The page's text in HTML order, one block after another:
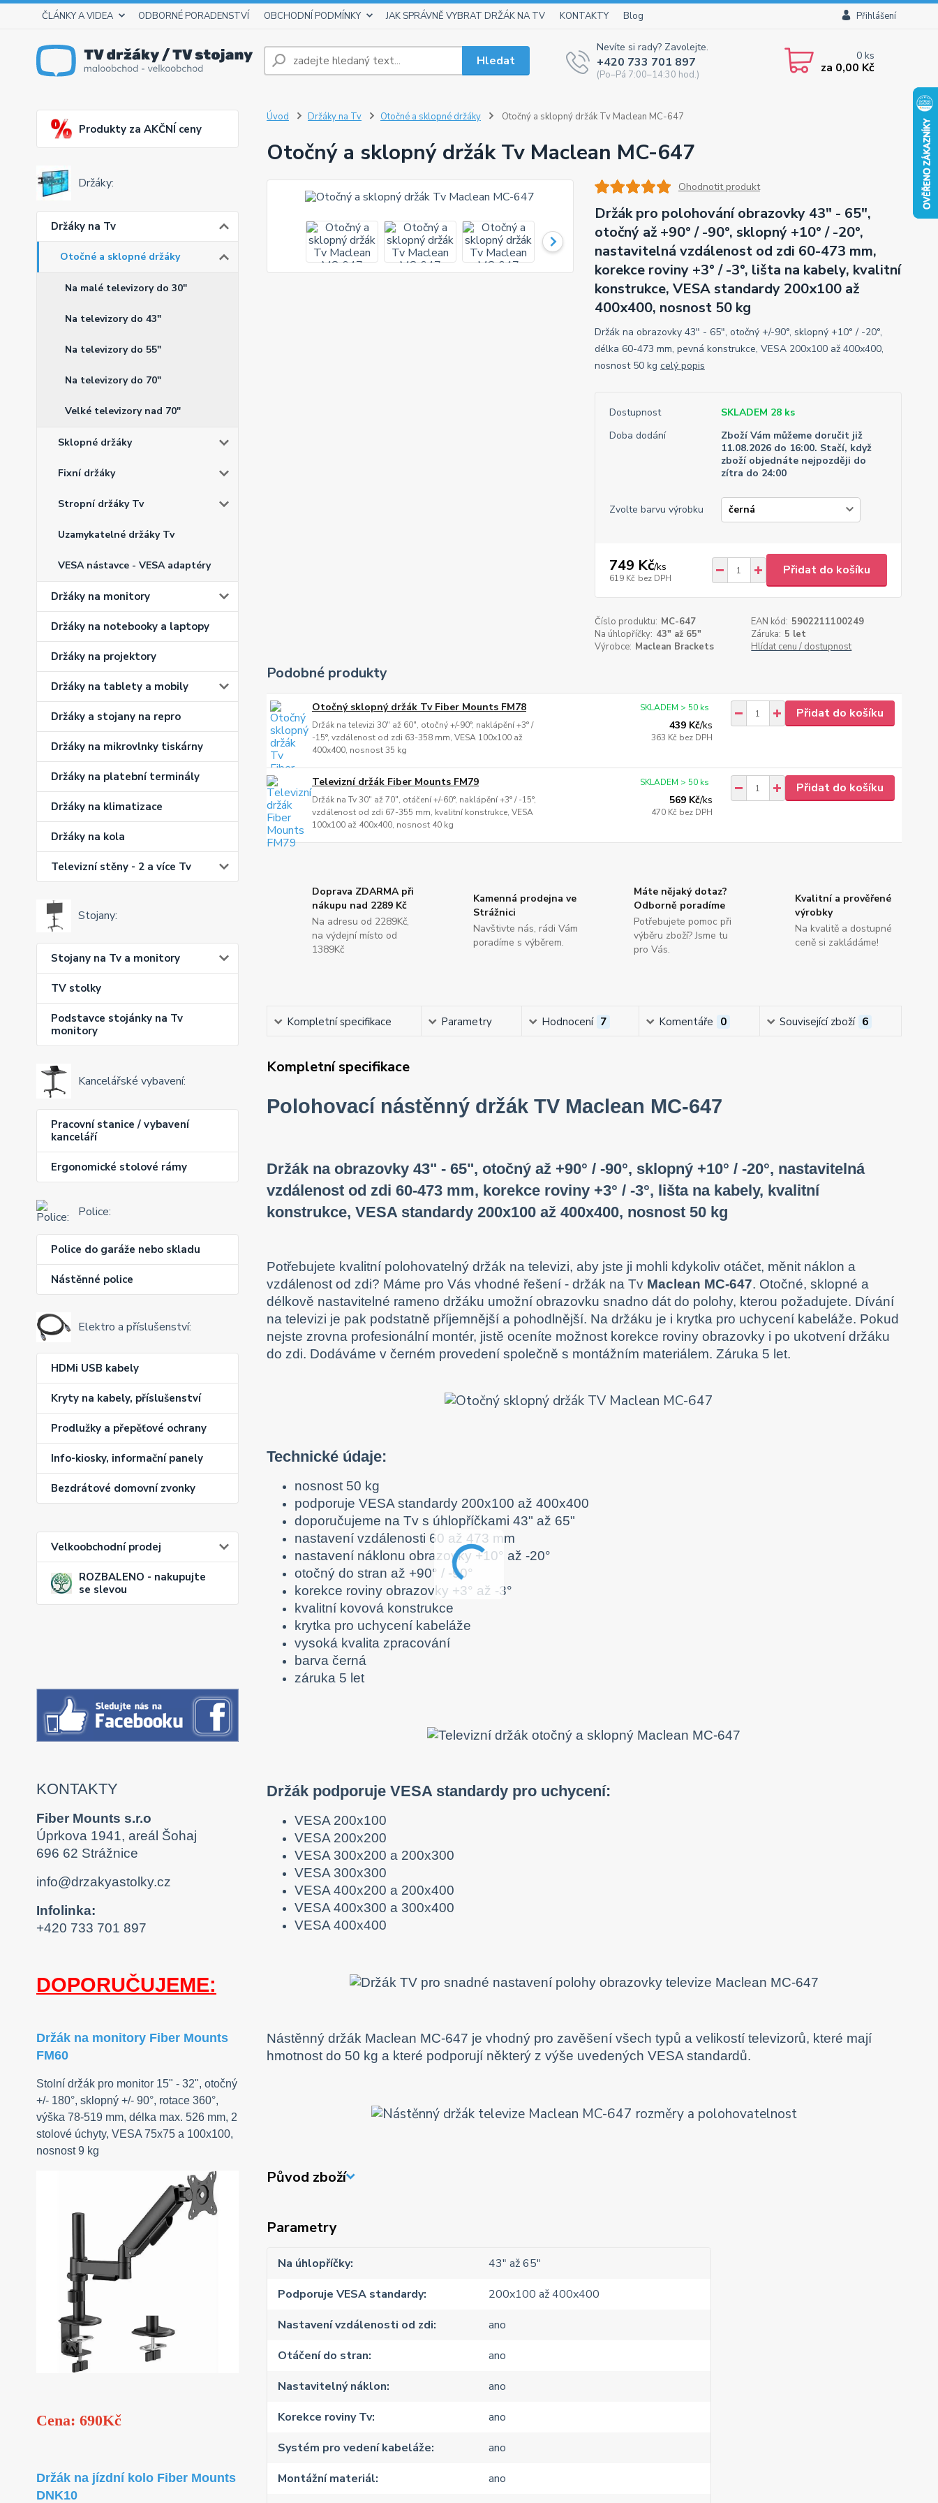
ČLÁNKY A VIDEA ODBORNÉ PORADENSTVÍ OBCHODNÍ PODMÍNKY JAK SPRÁVNĚ VYBRAT DRŽÁK NA TV KONTAKTY Blog Přihlášení
Hledat
Nevíte si rady? Zavolejte.
+420 733 701 897
(Po–Pá 7:00–14:30 hod.)
0ks
za 0,00 Kč
Produkty za AKČNÍ ceny
Držáky:
Držáky na Tv
Otočné a sklopné držáky
Na malé televizory do 30"
Na televizory do 43"
Na televizory do 55"
Na televizory do 70"
Velké televizory nad 70"
Sklopné držáky
Fixní držáky
Stropní držáky Tv
Uzamykatelné držáky Tv
VESA nástavce - VESA adaptéry
Držáky na monitory
Držáky na notebooky a laptopy
Držáky na projektory
Držáky na tablety a mobily
Držáky a stojany na repro
Držáky na mikrovlnky tiskárny
Držáky na platební terminály
Držáky na klimatizace
Držáky na kola
Televizní stěny - 2 a více Tv
Stojany:
Stojany na Tv a monitory
TV stolky
Podstavce stojánky na Tv
monitory
Kancelářské vybavení:
Pracovní stanice / vybavení
kanceláří
Ergonomické stolové rámy
Police:
Police do garáže nebo skladu
Nástěnné police
Elektro a příslušenství:
HDMi USB kabely
Kryty na kabely, příslušenství
Prodlužky a přepěťové ochrany
Info-kiosky, informační panely
Bezdrátové domovní zvonky
Velkoobchodní prodej
ROZBALENO - nakupujte
se slevou
KONTAKTY
Fiber Mounts s.r.o
Úprkova 1941, areál Šohaj
696 62 Strážnice
info@drzakyastolky.cz
Infolinka:
+420 733 701 897
DOPORUČUJEME:
Držák na monitory Fiber Mounts
FM60
Stolní držák pro monitor 15" - 32", otočný
+/- 180°, sklopný +/- 90°, rotace 360°,
výška 78-519 mm, délka max. 526 mm, 2
stolové úchyty, VESA 75x75 a 100x100,
nosnost 9 kg
Cena: 690Kč
Držák na jízdní kolo Fiber Mounts
DNK10
Úvod Držáky na Tv Otočné a sklopné držáky Otočný a sklopný držák Tv Maclean MC-647
Otočný a sklopný držák Tv Maclean MC-647
Ohodnotit produkt
Držák pro polohování obrazovky 43" - 65",
otočný až +90° / -90°, sklopný +10° / -20°,
nastavitelná vzdálenost od zdi 60-473 mm,
korekce roviny +3° / -3°, lišta na kabely, kvalitní
konstrukce, VESA standardy 200x100 až
400x400, nosnost 50 kg
Držák na obrazovky 43" - 65", otočný +/-90°, sklopný +10° / -20°,
délka 60-473 mm, pevná konstrukce, VESA 200x100 až 400x400,
nosnost 50 kg celý popis
Dostupnost
SKLADEM 28 ks
Doba dodání
Zboží Vám můžeme doručit již
11.08.2026 do 16:00. Stačí, když
zboží objednáte nejpozději do
zítra do 24:00
Zvolte barvu výrobku
749 Kč/ks
619 Kč bez DPH
Přidat do košíku
Číslo produktu: MC-647 EAN kód: 5902211100249
Na úhlopříčky: 43" až 65" Záruka: 5 let
Výrobce: Maclean Brackets Hlídat cenu / dostupnost
Podobné produkty
Otočný sklopný držák Tv Fiber Mounts FM78
Držák na televizi 30" až 60", otočný +/-90°, naklápění +3° /
-15°, vzdálenost od zdi 63-358 mm, VESA 100x100 až
400x400, nosnost 35 kg
439 Kč/ks
363 Kč bez DPH
SKLADEM > 50 ks Přidat do košíku
Televizní držák Fiber Mounts FM79
Držák na Tv 30" až 70", otáčení +/-60°, naklápění +3° / -15°,
vzdálenost od zdi 67-355 mm, kvalitní konstrukce, VESA
100x100 až 400x400, nosnost 40 kg
569 Kč/ks
470 Kč bez DPH
SKLADEM > 50 ks Přidat do košíku
Doprava ZDARMA při
nákupu nad 2289 Kč
Na adresu od 2289Kč,
na výdejní místo od
1389Kč
Kamenná prodejna ve
Strážnici
Navštivte nás, rádi Vám
poradíme s výběrem.
Máte nějaký dotaz?
Odborně poradíme
Potřebujete pomoc při
výběru zboží? Jsme tu
pro Vás.
Kvalitní a prověřené
výrobky
Na kvalitě a dostupné
ceně si zakládáme!
Kompletní specifikace Parametry Hodnocení 7 Komentáře 0 Související zboží 6
Kompletní specifikace
Polohovací nástěnný držák TV Maclean MC-647
Držák na obrazovky 43" - 65", otočný až +90° / -90°, sklopný +10° / -20°, nastavitelná
vzdálenost od zdi 60-473 mm, korekce roviny +3° / -3°, lišta na kabely, kvalitní
konstrukce, VESA standardy 200x100 až 400x400, nosnost 50 kg
Potřebujete kvalitní polohovatelný držák na televizi, aby jste ji mohli kdykoliv otáčet, měnit náklon a
vzdálenost od zdi? Máme pro Vás vhodné řešení - držák na Tv Maclean MC-647. Otočné, sklopné a
délkově nastavitelné rameno držáku umožní obrazovku snadno dát do polohy, kterou požadujete. Dívání
na televizi je pak podstatně příjemnější a pohodlnější. Na držáku je i krytka pro uchycení kabeláže. Pokud
nejste zrovna profesionální montér, jistě oceníte možnost korekce roviny obrazovky i po ukotvení držáku
do zdi. Dodáváme v černém provedení společně s montážním materiálem. Záruka 5 let.
Technické údaje:
nosnost 50 kg
podporuje VESA standardy 200x100 až 400x400
doporučujeme na Tv s úhlopříčkami 43" až 65"
nastavení vzdálenosti 60 až 473 mm
nastavení náklonu obrazovky +10° až -20°
otočný do stran až +90° / -90°
korekce roviny obrazovky +3° až -3°
kvalitní kovová konstrukce
krytka pro uchycení kabeláže
vysoká kvalita zpracování
barva černá
záruka 5 let
Držák podporuje VESA standardy pro uchycení:
VESA 200x100
VESA 200x200
VESA 300x200 a 200x300
VESA 300x300
VESA 400x200 a 200x400
VESA 400x300 a 300x400
VESA 400x400
Nástěnný držák Maclean MC-647 je vhodný pro zavěšení všech typů a velikostí televizorů, které mají
hmotnost do 50 kg a které podporují některý z výše uvedených VESA standardů.
Původ zboží
Parametry
Na úhlopříčky
43" až 65"
Podporuje VESA standardy
200x100 až 400x400
Nastavení vzdálenosti od zdi
ano
Otáčení do stran
ano
Nastavitelný náklon
ano
Korekce roviny Tv
ano
Systém pro vedení kabeláže
ano
Montážní materiál
ano